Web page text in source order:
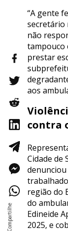
“A gente
secretário
não
tampouco
prestar
aos
contra
Cidade de
região do
do
Edineide
2025, e